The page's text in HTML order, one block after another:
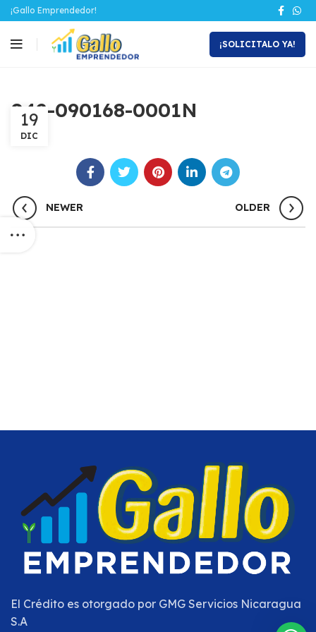
¡Gallo Emprendedor!
¡SOLICITALO YA!
042-090168-0001N
19
DIC
NEWER OLDER
El Crédito es otorgado por GMG Servicios Nicaragua
S.A